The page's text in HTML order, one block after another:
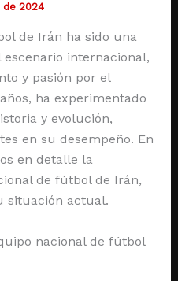
de 2024
de Irán ha sido una
internacional,
y pasión por el
ha experimentado
y evolución,
en su desempeño. En
en detalle la
de fútbol de Irán,
situación actual.
nacional de fútbol